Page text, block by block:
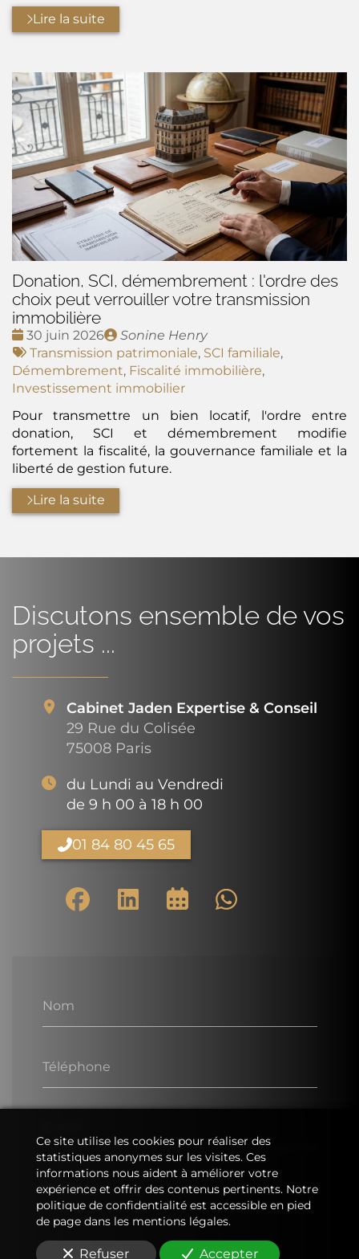
Lire la suite
Donation, SCI, démembrement : l'ordre des
choix peut verrouiller votre transmission
immobilière
Date
:
30 juin 2026
Publié
par
Sonine Henry
Tags
:
Transmission patrimoniale, SCI familiale,
Démembrement, Fiscalité immobilière,
Investissement immobilier
Pour transmettre un bien locatif, l'ordre entre
donation, SCI et démembrement modifie
fortement la fiscalité, la gouvernance familiale et la
liberté de gestion future.
Lire la suite
Discutons ensemble de vos
projets ...
Nom
Téléphone
Message
Cabinet Jaden Expertise & Conseil
29 Rue du Colisée
75008 Paris
du Lundi au Vendredi
de 9 h 00 à 18 h 00
01 84 80 45 65
Ce site utilise les cookies pour réaliser des
statistiques anonymes sur les visites. Ces
informations nous aident à améliorer votre
expérience et offrir des contenus pertinents. Notre
politique de confidentialité est accessible en pied
de page dans les mentions légales.
Refuser Accepter